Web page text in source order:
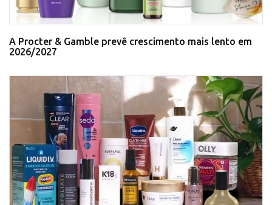
A Procter & Gamble prevê crescimento mais lento em
2026/2027